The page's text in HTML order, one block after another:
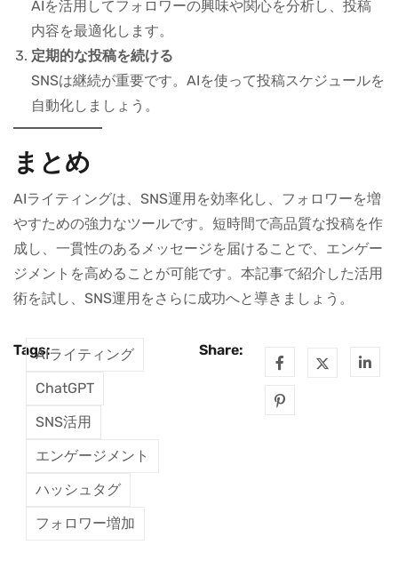
AIを活用してフォロワーの興味や関心を分析し、投稿
内容を最適化します。
定期的な投稿を続ける
SNSは継続が重要です。AIを使って投稿スケジュールを
自動化しましょう。
まとめ
AIライティングは、SNS運用を効率化し、フォロワーを増
やすための強力なツールです。短時間で高品質な投稿を作
成し、一貫性のあるメッセージを届けることで、エンゲー
ジメントを高めることが可能です。本記事で紹介した活用
術を試し、SNS運用をさらに成功へと導きましょう。
Tags:AIライティング
ChatGPT
SNS活用
エンゲージメント
ハッシュタグ
フォロワー増加
Share: